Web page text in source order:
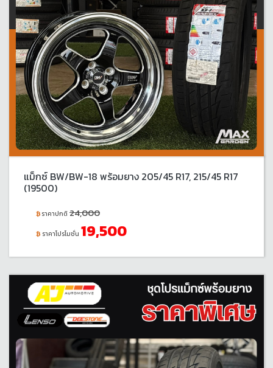
แม็กซ์ BW/BW-18 พร้อมยาง 205/45 R17, 215/45 R17
(19500)
ราคาปกติ 24,000
ราคาโปรโมชั่น 19,500